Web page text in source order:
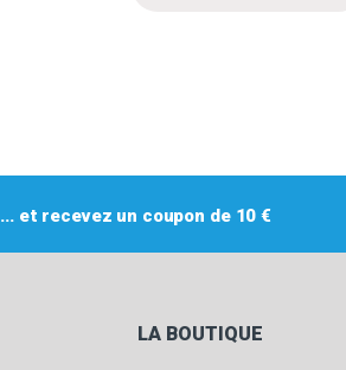
... et recevez un coupon de 10 €
LA BOUTIQUE